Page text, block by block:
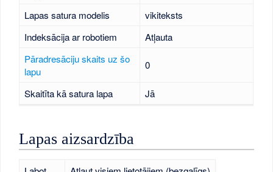
Lapas satura modelis
vikiteksts
Indeksācija ar robotiem
Atļauta
Pāradresāciju skaits uz šo
lapu
0
Skaitīta kā satura lapa Jā
Lapas aizsardzība